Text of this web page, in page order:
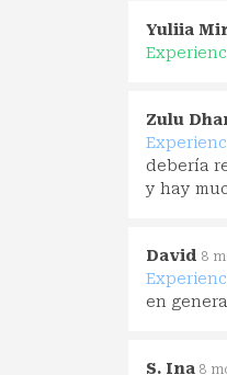
Yuliia
Zulu
debería
y hay
David 8
en
S. Ina 8